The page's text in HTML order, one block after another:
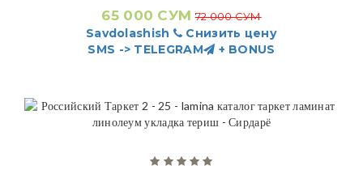
65 000 СУМ 72 000 СУМ
Savdolashish
Снизить цену
SMS -> TELEGRAM
+ BONUS